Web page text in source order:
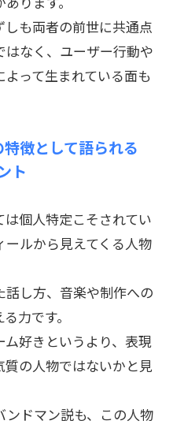
も両者の前世に共通点
なく、ユーザー行動や
って生まれている面も
徴として語られる
ト
個人特定こそされてい
ルから見えてくる人物
し方、音楽や制作への
力です。
好きというより、表現
の人物ではないかと見
ンドマン説も、この人物